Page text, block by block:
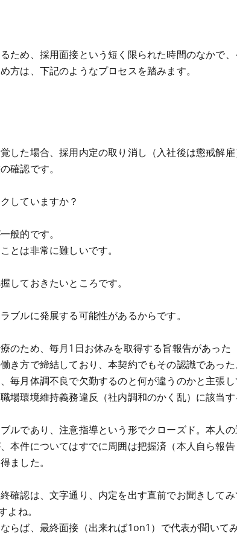
ため、採用面接という短く限られた時間のなかで
方は、下記のようなプロセスを踏みます。
した場合、採用内定の取り消し（入社後は懲戒解雇
確認です。
していますか？
般的です。
とは非常に難しいです。
しておきたいところです。
ブルに発展する可能性があるからです。
のため、毎月1日お休みを取得する旨報告があった
き方で締結しており、本契約でもその認識であった
毎月体調不良で欠勤するのと何が違うのかと主張し
場環境維持義務違反（社内調和のかく乱）に該当す
ルであり、注意指導という形でクローズド。本人
本件についてはすでに周囲は把握済（本人自ら報
ました。
確認は、文字通り、内定を出す直前でお聞きして
よね。
らば、最終面接（出来れば1on1）で代表が聞いて